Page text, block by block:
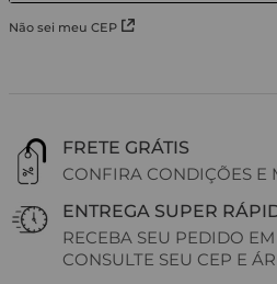
Não sei meu CEP
FRETE GRÁTIS
CONFIRA CONDIÇÕES E
ENTREGA SUPER
RECEBA SEU PEDIDO
CONSULTE SEU CEP E